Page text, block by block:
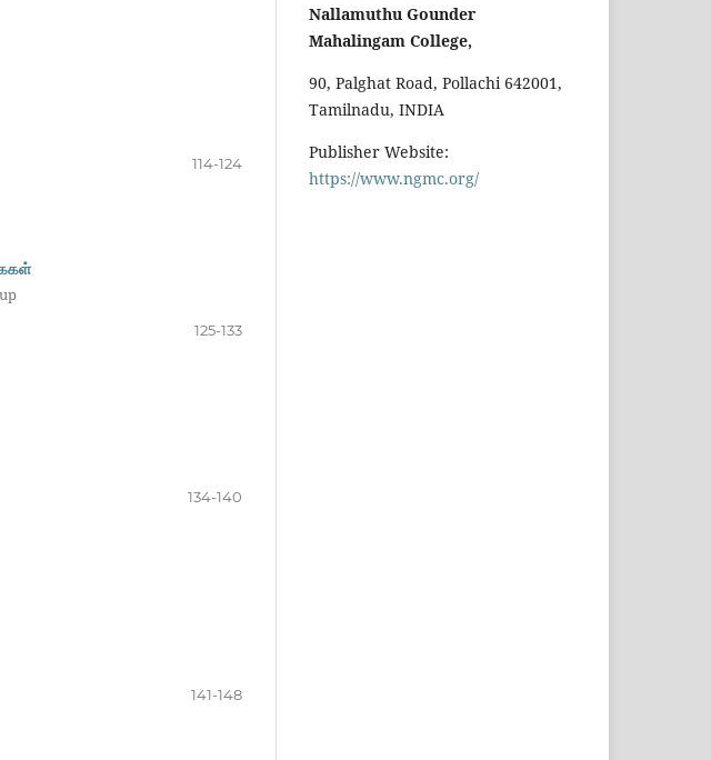
114-124
125-133
134-140
141-148
Nallamuthu Gounder
Mahalingam College,
90, Palghat Road, Pollachi 642001,
Tamilnadu, INDIA
Publisher Website:
https://www.ngmc.org/